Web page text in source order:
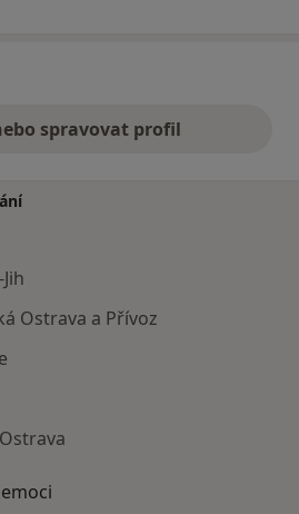
spravovat profil
Ostrava a Přívoz